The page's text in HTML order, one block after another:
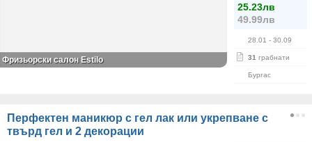
25.23лв
49.99лв
28.01 - 30.09
31 грабнати
Бургас
Фризьорски салон Estilo
Перфектен маникюр с гел лак или укрепване с
твърд гел и 2 декорации